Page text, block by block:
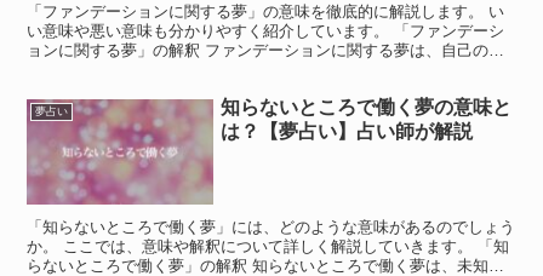
「ファンデーションに関する夢」の意味を徹底的に解説します。 い
い意味や悪い意味も分かりやすく紹介しています。 「ファンデーシ
ョンに関する夢」の解釈 ファンデーションに関する夢は、自己の基
夢占い
知らないところで働く夢の意味と
は？【夢占い】占い師が解説
「知らないところで働く夢」には、どのような意味があるのでしょう
か。 ここでは、意味や解釈について詳しく解説していきます。 「知
らないところで働く夢」の解釈 知らないところで働く夢は、未知の